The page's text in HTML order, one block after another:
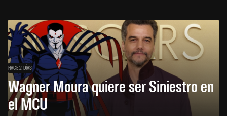
HACE 2 DÍAS
Wagner Moura quiere ser Siniestro en
el MCU